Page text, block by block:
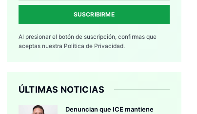
SUSCRIBIRME
Al presionar el botón de suscripción, confirmas que
aceptas nuestra Política de Privacidad.
ÚLTIMAS NOTICIAS
Denuncian que ICE mantiene